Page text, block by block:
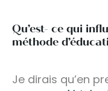
Qu’est- ce qui
méthode
Je dirais qu’en